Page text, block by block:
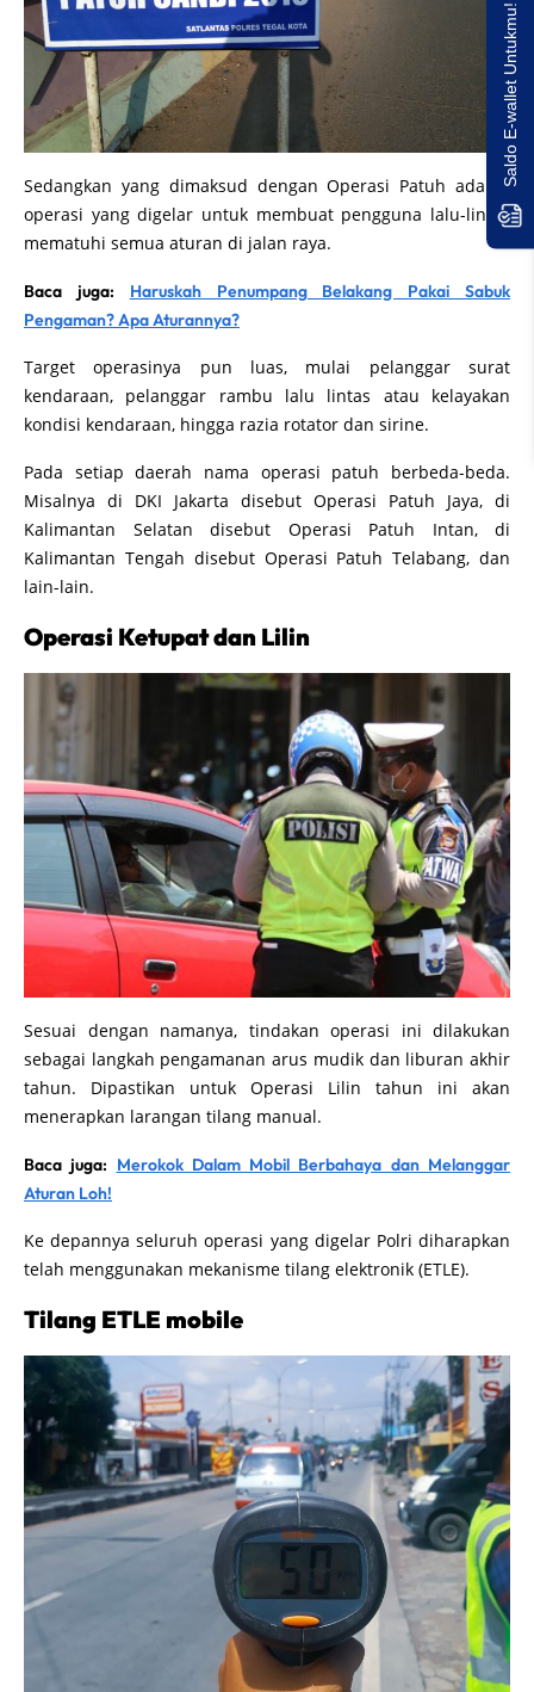
Sedangkan yang dimaksud dengan Operasi Patuh adalah
operasi yang digelar untuk membuat pengguna lalu-lintas
mematuhi semua aturan di jalan raya.
Baca juga: Haruskah Penumpang Belakang Pakai Sabuk
Pengaman? Apa Aturannya?
Target operasinya pun luas, mulai pelanggar surat
kendaraan, pelanggar rambu lalu lintas atau kelayakan
kondisi kendaraan, hingga razia rotator dan sirine.
Pada setiap daerah nama operasi patuh berbeda-beda.
Misalnya di DKI Jakarta disebut Operasi Patuh Jaya, di
Kalimantan Selatan disebut Operasi Patuh Intan, di
Kalimantan Tengah disebut Operasi Patuh Telabang, dan
lain-lain.
Operasi Ketupat dan Lilin
Sesuai dengan namanya, tindakan operasi ini dilakukan
sebagai langkah pengamanan arus mudik dan liburan akhir
tahun. Dipastikan untuk Operasi Lilin tahun ini akan
menerapkan larangan tilang manual.
Baca juga: Merokok Dalam Mobil Berbahaya dan Melanggar
Aturan Loh!
Ke depannya seluruh operasi yang digelar Polri diharapkan
telah menggunakan mekanisme tilang elektronik (ETLE).
Tilang ETLE mobile
Saldo E-wallet Untukmu!